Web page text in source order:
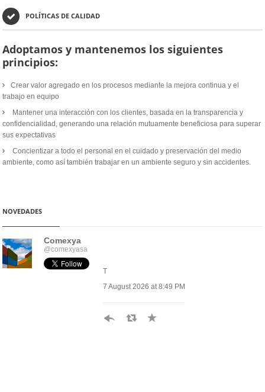
POLÍTICAS DE CALIDAD
Adoptamos y mantenemos los siguientes
principios:
Crear valor agregado en los procesos mediante la mejora continua y el
trabajo en equipo
Mantener una interacción con los clientes, basada en la transparencia y
confidencialidad, generando una relación mutuamente beneficiosa para superar
sus expectativas
Concientizar a todo el personal en el cuidado y preservación del medio
ambiente, como así también trabajar en un ambiente seguro y sin accidentes.
NOVEDADES
Comexya
@comexyasa
T
7 August 2026 at 8:49 PM